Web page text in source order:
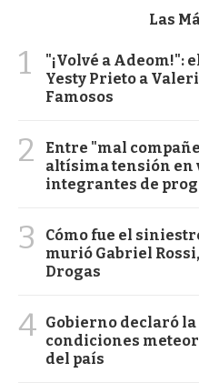
Las
1
"¡Volvé a Adeom!":
Yesty Prieto a
Famosos
2
Entre "mal
altísima tensión en
integrantes de
3
Cómo fue el
murió Gabriel
Drogas
4 Gobierno declaró
condiciones
del país